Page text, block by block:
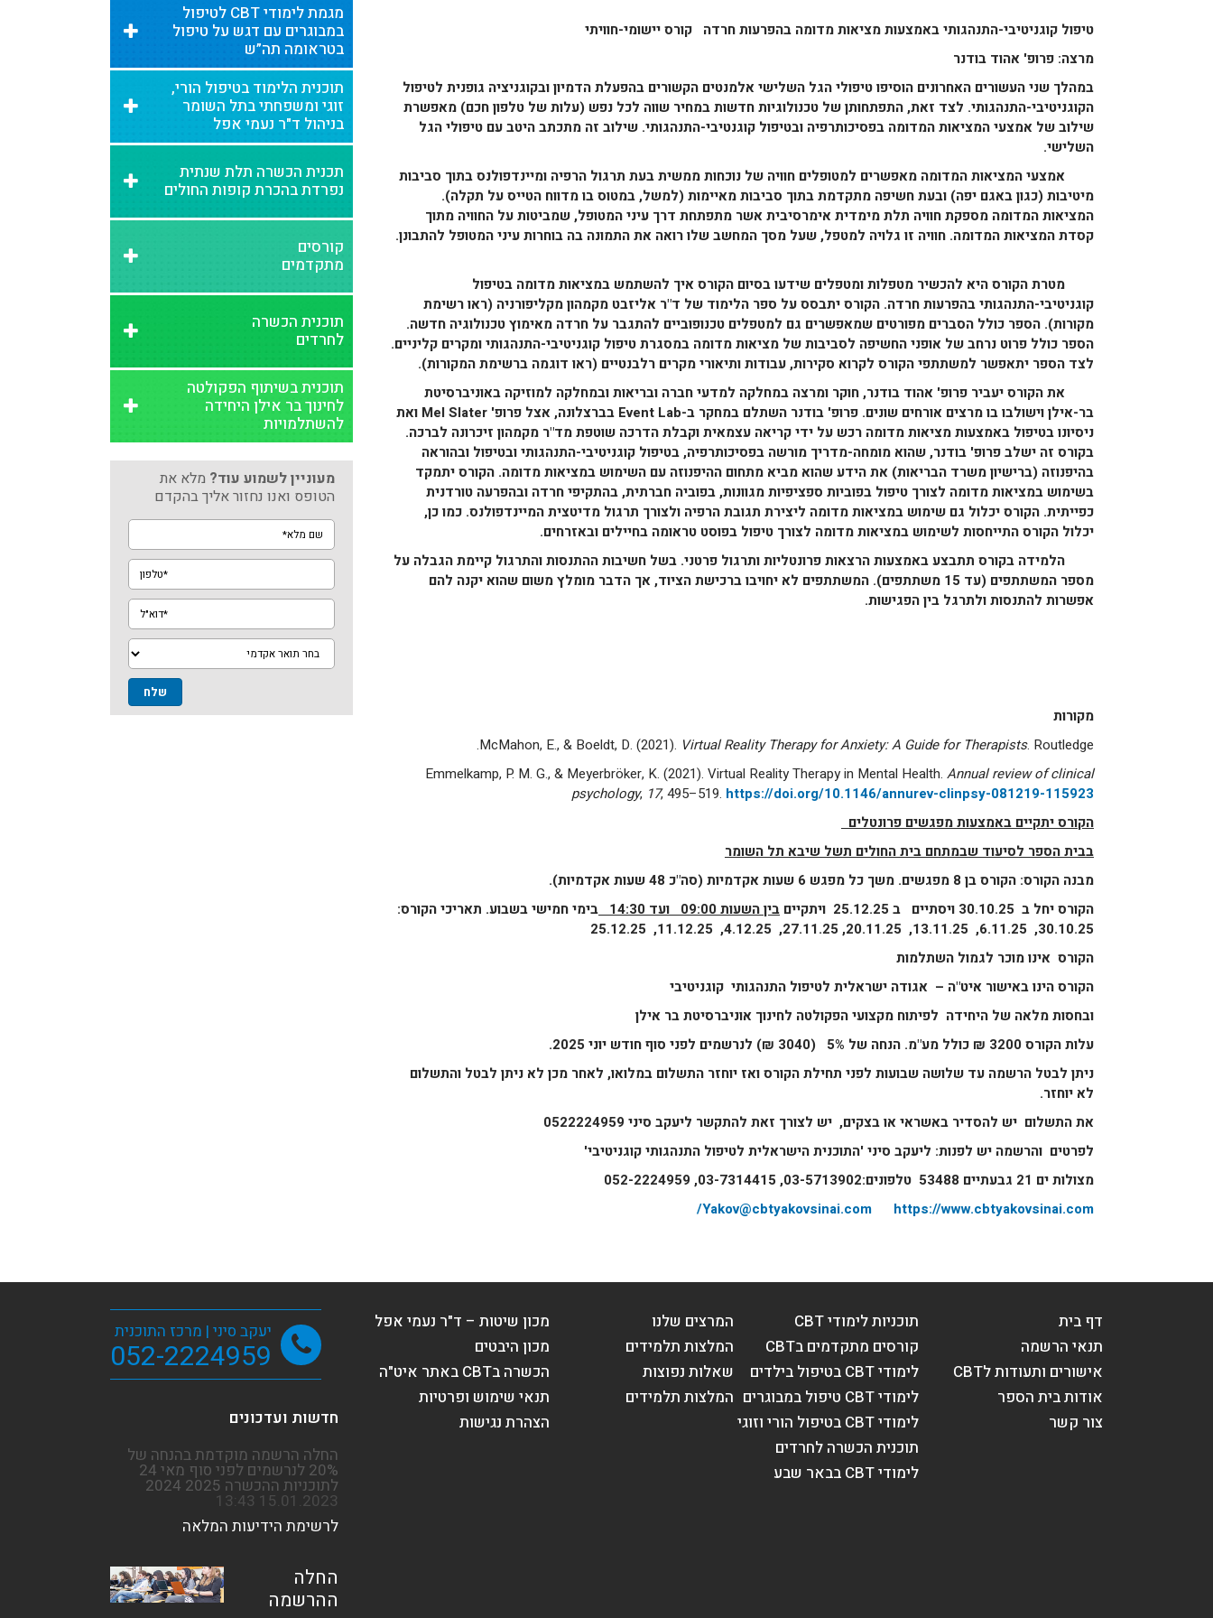
טיפול קוגניטיבי-התנהגותי באמצעות מציאות מדומה בהפרעות חרדה קורס יישומי-חוויתי
מרצה: פרופ' אהוד בודנר
במהלך שני העשורים האחרונים הוסיפו טיפולי הגל השלישי אלמנטים הקשורים בהפעלת הדמיון ובקוגניציה גופנית לטיפול
הקוגניטיבי-התנהגותי. לצד זאת, התפתחותן של טכנולוגיות חדשות במחיר שווה לכל נפש (עלות של טלפון חכם) מאפשרת
שילוב של אמצעי המציאות המדומה בפסיכותרפיה ובטיפול קוגנטיבי-התנהגותי. שילוב זה מתכתב היטב עם טיפולי הגל
השלישי.
אמצעי המציאות המדומה מאפשרים למטופלים חוויה של נוכחות ממשית בעת תרגול הרפיה ומיינדפולנס בתוך סביבות
מיטיבות (כגון באגם יפה) ובעת חשיפה מתקדמת בתוך סביבות מאיימות (למשל, במטוס בו מדווח הטייס על תקלה).
המציאות המדומה מספקת חוויה תלת מימדית אימרסיבית אשר מתפתחת דרך עיני המטופל, שמביטות על החוויה מתוך
קסדת המציאות המדומה. חוויה זו גלויה למטפל, שעל מסך המחשב שלו רואה את התמונה בה בוחרות עיני המטופל להתבונן.
מטרת הקורס היא להכשיר מטפלות ומטפלים שידעו בסיום הקורס איך להשתמש במציאות מדומה בטיפול
קוגניטיבי-התנהגותי בהפרעות חרדה. הקורס יתבסס על ספר הלימוד של ד"ר אליזבט מקמהון מקליפורניה (ראו רשימת
מקורות). הספר כולל הסברים מפורטים שמאפשרים גם למטפלים טכנופוביים להתגבר על חרדה מאימוץ טכנולוגיה חדשה.
הספר כולל פרוט נרחב של אופני החשיפה לסביבות של מציאות מדומה במסגרת טיפול קוגניטיבי-התנהגותי ומקרים קליניים.
לצד הספר יתאפשר למשתתפי הקורס לקרוא סקירות, עבודות ותיאורי מקרים רלבנטיים (ראו דוגמה ברשימת המקורות).
את הקורס יעביר פרופ' אהוד בודנר, חוקר ומרצה במחלקה למדעי חברה ובריאות ובמחלקה למוזיקה באוניברסיטת
בר-אילן וישולבו בו מרצים אורחים שונים. פרופ' בודנר השתלם במחקר ב-Event Lab בברצלונה, אצל פרופ' Mel Slater ואת
ניסיונו בטיפול באמצעות מציאות מדומה רכש על ידי קריאה עצמאית וקבלת הדרכה שוטפת מד"ר מקמהון זיכרונה לברכה.
בקורס זה ישלב פרופ' בודנר, שהוא מומחה-מדריך מורשה בפסיכותרפיה, בטיפול קוגניטיבי-התנהגותי ובטיפול ובהוראה
בהיפנוזה (ברישיון משרד הבריאות) את הידע שהוא מביא מתחום ההיפנוזה עם השימוש במציאות מדומה. הקורס יתמקד
בשימוש במציאות מדומה לצורך טיפול בפוביות ספציפיות מגוונות, בפוביה חברתית, בהתקיפי חרדה ובהפרעה טורדנית
כפייתית. הקורס יכלול גם שימוש במציאות מדומה ליצירת תגובת הרפיה ולצורך תרגול מדיטצית המיינדפולנס. כמו כן,
יכלול הקורס התייחסות לשימוש במציאות מדומה לצורך טיפול בפוסט טראומה בחיילים ובאזרחים.
הלמידה בקורס תתבצע באמצעות הרצאות פרונטליות ותרגול פרטני. בשל חשיבות ההתנסות והתרגול קיימת הגבלה על
מספר המשתתפים (עד 15 משתתפים). המשתתפים לא יחויבו ברכישת הציוד, אך הדבר מומלץ משום שהוא יקנה להם
אפשרות להתנסות ולתרגל בין הפגישות.
מקורות
McMahon, E., & Boeldt, D. (2021). Virtual Reality Therapy for Anxiety: A Guide for Therapists. Routledge.
Emmelkamp, P. M. G., & Meyerbröker, K. (2021). Virtual Reality Therapy in Mental Health. Annual review of clinical
psychology, 17, 495–519. https://doi.org/10.1146/annurev-clinpsy-081219-115923
הקורס יתקיים באמצעות מפגשים פרונטלים
בבית הספר לסיעוד שבמתחם בית החולים תשל שיבא תל השומר
מבנה הקורס: הקורס בן 8 מפגשים. משך כל מפגש 6 שעות אקדמיות (סה"כ 48 שעות אקדמיות).
הקורס יחל ב 30.10.25 ויסתיים ב 25.12.25
ויתקיים בין השעות 09:00 ועד 14:30
בימי חמישי בשבוע. תאריכי הקורס:
30.10.25, 6.11.25, 13.11.25, 20.11.25, 27.11.25, 4.12.25, 11.12.25, 25.12.25
הקורס אינו מוכר לגמול השתלמות
הקורס הינו באישור איט"ה – אגודה ישראלית לטיפול התנהגותי קוגניטיבי
ובחסות מלאה של היחידה לפיתוח מקצועי הפקולטה לחינוך אוניברסיטת בר אילן
עלות הקורס 3200 ₪ כולל מע"מ. הנחה של 5% (3040 ₪) לנרשמים לפני סוף חודש יוני 2025.
ניתן לבטל הרשמה עד שלושה שבועות לפני תחילת הקורס ואז יוחזר התשלום במלואו, לאחר מכן לא ניתן לבטל והתשלום
לא יוחזר.
את התשלום יש להסדיר באשראי או בצקים, יש לצורך זאת להתקשר ליעקב סיני 0522224959
לפרטים והרשמה יש לפנות: ליעקב סיני 'התוכנית הישראלית לטיפול התנהגותי קוגניטיבי'
מצולות ים 21 גבעתיים 53488 טלפונים:03-5713902, 03-7314415, 052-2224959
Yakov@cbtyakovsinai.com
https://www.cbtyakovsinai.com/
מגמת לימודי CBT לטיפול
במבוגרים עם דגש על טיפול
בטראומה תה”ש
תוכנית הלימוד בטיפול הורי,
זוגי ומשפחתי בתל השומר
בניהול ד"ר נעמי אפל
תכנית הכשרה תלת שנתית
נפרדת בהכרת קופות החולים
קורסים
מתקדמים
תוכנית הכשרה
לחרדים
תוכנית בשיתוף הפקולטה
לחינוך בר אילן היחידה
להשתלמויות
מעוניין לשמוע עוד? מלא את
הטופס ואנו נחזור אליך בהקדם
שם
מלא*
טלפון*
דוא"ל*
מגמה
דף בית
תנאי הרשמה
אישורים ותעודות לCBT
אודות בית הספר
צור קשר
תוכניות לימודי CBT
קורסים מתקדמים בCBT
לימודי CBT בטיפול בילדים
לימודי CBT טיפול במבוגרים
לימודי CBT בטיפול הורי וזוגי
תוכנית הכשרה לחרדים
לימודי CBT בבאר שבע
המרצים שלנו
המלצות תלמידים
שאלות נפוצות
המלצות תלמידים
מכון שיטות – ד"ר נעמי אפל
מכון היבטים
הכשרה בCBT באתר איט"ה
תנאי שימוש ופרטיות
הצהרת נגישות
יעקב סיני | מרכז התוכנית
052-2224959
חדשות ועדכונים
לרשימת הידיעות המלאה
החלה
ההרשמה
לשנת
הלימודים